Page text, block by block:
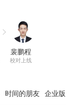
裴鹏程
校对上线
时间的朋友 企业版